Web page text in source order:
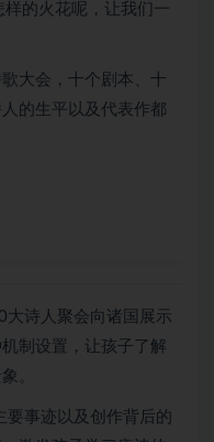
的火花呢，让我们一
大会，十个剧本、十
的生平以及代表作都
诗人聚会向诸国展示
制设置，让孩子了解
。
事迹以及创作背后的